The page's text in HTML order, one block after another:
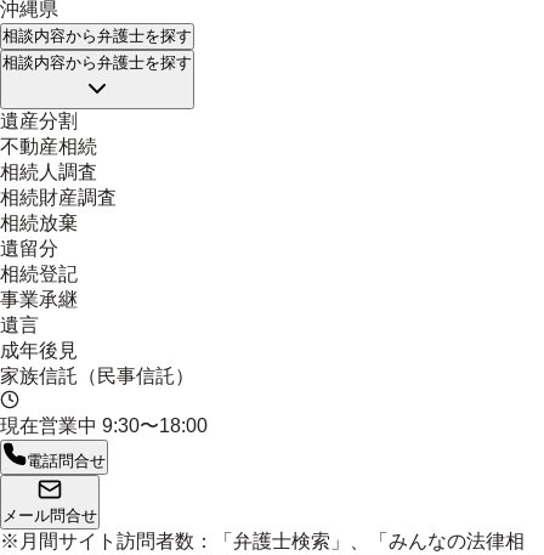
沖縄県
相談内容から弁護士を探す
相談内容から弁護士を探す
遺産分割
不動産相続
相続人調査
相続財産調査
相続放棄
遺留分
相続登記
事業承継
遺言
成年後見
家族信託（民事信託）
現在営業中 9:30〜18:00
電話問合せ
メール問合せ
※月間サイト訪問者数：「弁護士検索」、「みんなの法律相